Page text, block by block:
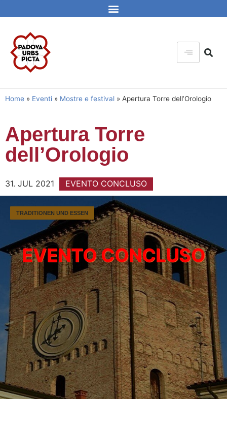
Home » Eventi » Mostre e festival » Apertura Torre dell’Orologio
Apertura Torre
dell’Orologio
31. JUL 2021 EVENTO CONCLUSO
TRADITIONEN UND ESSEN